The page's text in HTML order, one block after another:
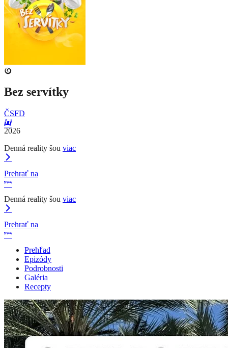
Bez servítky
ČSFD
2026
Denná reality šou viac
Prehrať na
Denná reality šou viac
Prehrať na
Prehľad
Epizódy
Podrobnosti
Galéria
Recepty